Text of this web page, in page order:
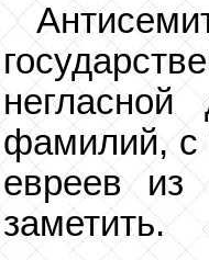
фамилий, с
евреев
заметить.